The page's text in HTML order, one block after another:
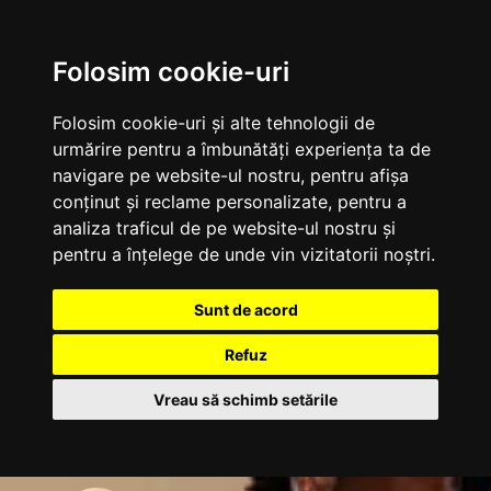
Folosim cookie-uri
Folosim cookie-uri și alte tehnologii de
urmărire pentru a îmbunătăți experiența ta de
navigare pe website-ul nostru, pentru afișa
conținut și reclame personalizate, pentru a
analiza traficul de pe website-ul nostru și
pentru a înțelege de unde vin vizitatorii noștri.
Sunt de acord
Refuz
Vreau să schimb setările